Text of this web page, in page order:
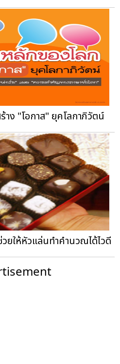
าง "โอกาส" ยุคโลกาภิวัตน์
ยให้หัวแล่นทำคำนวณได้ไวดี